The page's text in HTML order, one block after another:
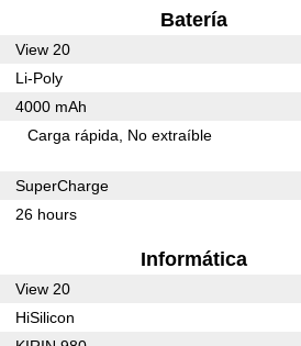
Batería
View 20
Li-Poly
4000 mAh
Carga rápida No extraíble
SuperCharge
26 hours
Informática
View 20
HiSilicon